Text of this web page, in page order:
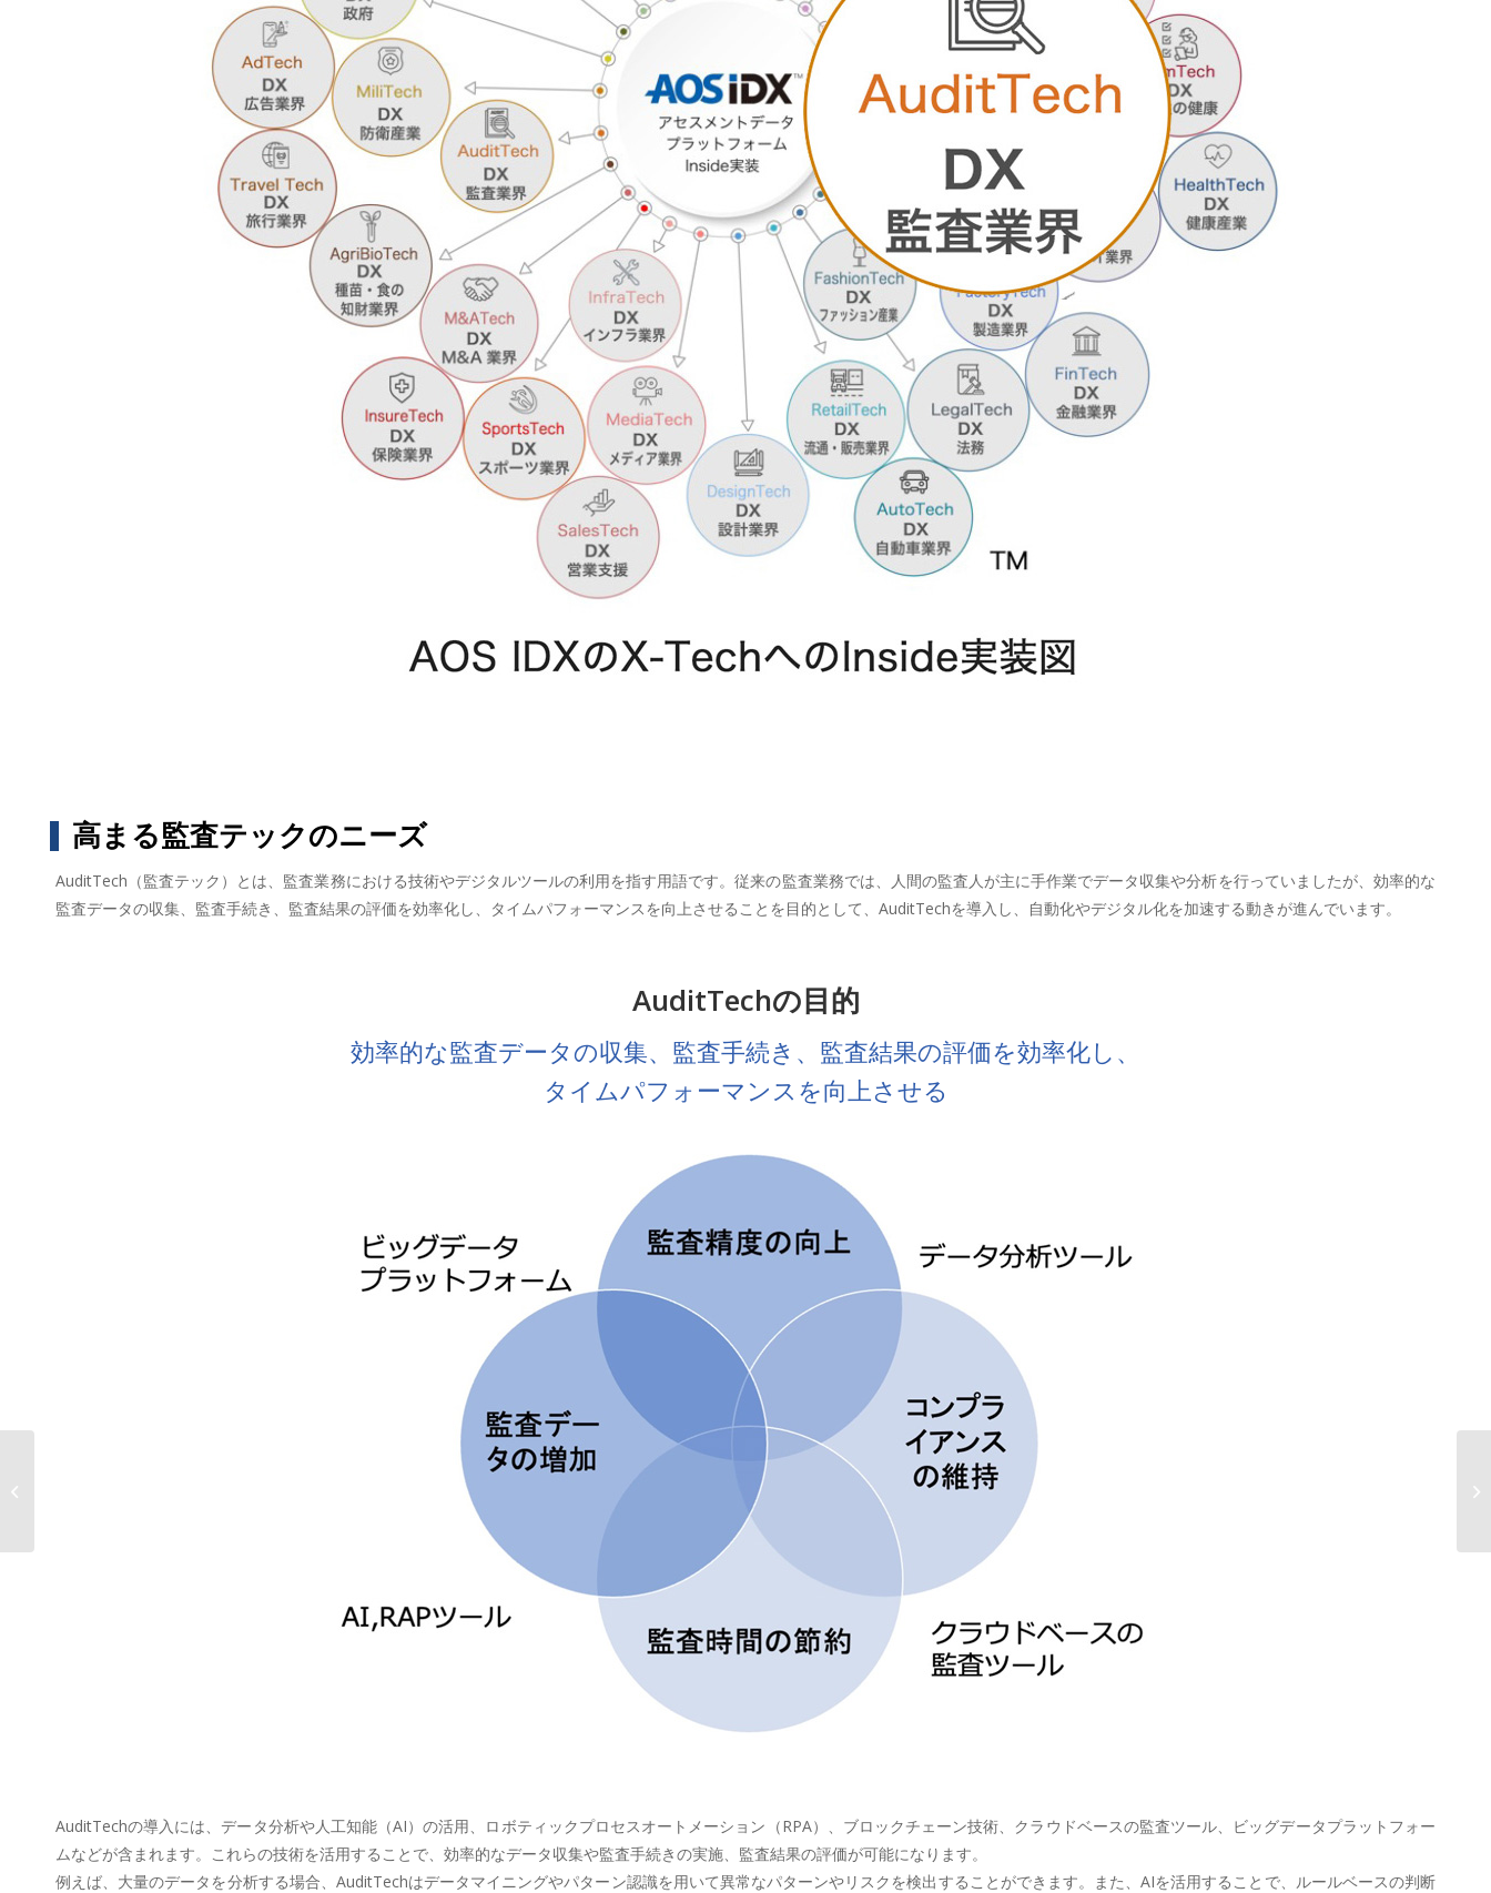
高まる監査テックのニーズ
AuditTech（監査テック）とは、監査業務における技術やデジタルツールの利用を指す用語です。従来の監査業務では、人間の監査人が主に手作業でデータ収集や分析を行っていましたが、効率的な
監査データの収集、監査手続き、監査結果の評価を効率化し、タイムパフォーマンスを向上させることを目的として、AuditTechを導入し、自動化やデジタル化を加速する動きが進んでいます。
AuditTechの目的
効率的な監査データの収集、監査手続き、監査結果の評価を効率化し、
タイムパフォーマンスを向上させる
AuditTechの導入には、データ分析や人工知能（AI）の活用、ロボティックプロセスオートメーション（RPA）、ブロックチェーン技術、クラウドベースの監査ツール、ビッグデータプラットフォー
ムなどが含まれます。これらの技術を活用することで、効率的なデータ収集や監査手続きの実施、監査結果の評価が可能になります。
例えば、大量のデータを分析する場合、AuditTechはデータマイニングやパターン認識を用いて異常なパターンやリスクを検出することができます。また、AIを活用することで、ルールベースの判断